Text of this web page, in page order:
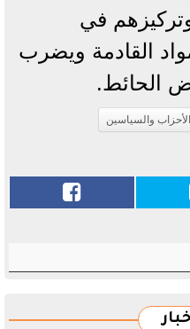
في
القادمة ويضرب
الحائط.
والسياسين